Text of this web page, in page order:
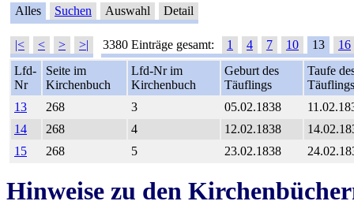
Alles Suchen Auswahl Detail
|< < > >| 3380 Einträge gesamt: 1 4 7 10 13
16
Lfd-
Nr
Seite im
Kirchenbuch
Lfd-Nr im
Kirchenbuch
Geburt des
Täuflings
Taufe
Täuflings
13
268 3 05.02.1838
14
268 4 12.02.1838
15
268 5 23.02.1838
Hinweise zu den